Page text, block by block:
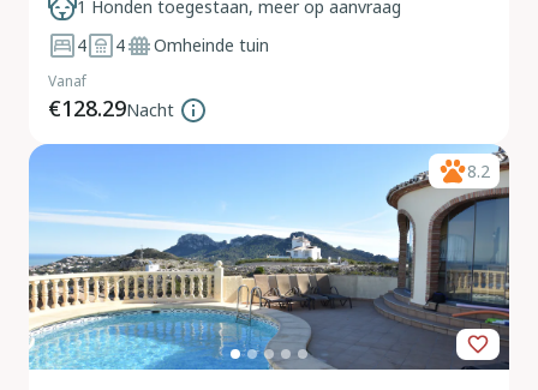
1 Honden toegestaan, meer op aanvraag
4
4 Omheinde tuin
Vanaf
€128.29Nacht
8.2